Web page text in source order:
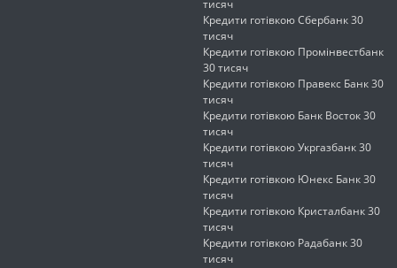
тисяч
Кредити готівкою Сбербанк 30
тисяч
Кредити готівкою Промінвестбанк
30 тисяч
Кредити готівкою Правекс Банк 30
тисяч
Кредити готівкою Банк Восток 30
тисяч
Кредити готівкою Укргазбанк 30
тисяч
Кредити готівкою Юнекс Банк 30
тисяч
Кредити готівкою Кристалбанк 30
тисяч
Кредити готівкою Радабанк 30
тисяч